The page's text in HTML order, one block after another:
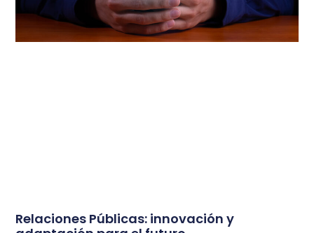
Relaciones Públicas: innovación y